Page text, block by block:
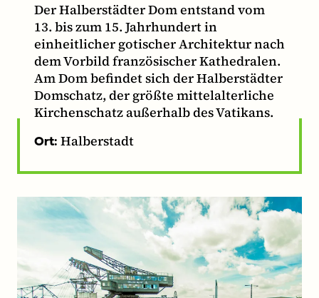
Der Halberstädter Dom entstand vom
13. bis zum 15. Jahrhundert in
einheitlicher gotischer Architektur nach
dem Vorbild französischer Kathedralen.
Am Dom befindet sich der Halberstädter
Domschatz, der größte mittelalterliche
Kirchenschatz außerhalb des Vatikans.
Ort: Halberstadt